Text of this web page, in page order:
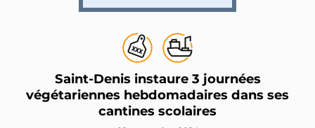
Saint-Denis instaure 3 journées
végétariennes hebdomadaires dans ses
cantines scolaires